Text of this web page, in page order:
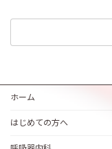
ホーム
はじめての方へ